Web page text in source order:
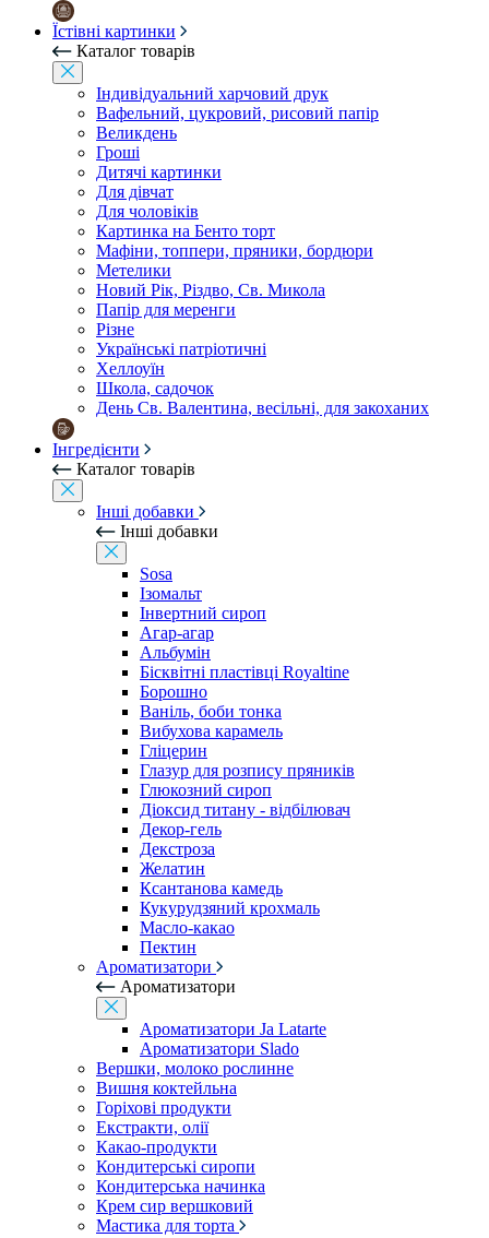
Їстівні картинки
Каталог товарів
Індивідуальний харчовий друк
Вафельний, цукровий, рисовий папір
Великдень
Гроші
Дитячі картинки
Для дівчат
Для чоловіків
Картинка на Бенто торт
Мафіни, топпери, пряники, бордюри
Метелики
Новий Рік, Різдво, Св. Микола
Папір для меренги
Різне
Українські патріотичні
Хеллоуїн
Школа, садочок
День Св. Валентина, весільні, для закоханих
Інгредієнти
Каталог товарів
Інші добавки
Інші добавки
Sosa
Ізомальт
Інвертний сироп
Агар-агар
Альбумін
Бісквітні пластівці Royaltine
Борошно
Ваніль, боби тонка
Вибухова карамель
Гліцерин
Глазур для розпису пряників
Глюкозний сироп
Діоксид титану - відбілювач
Декор-гель
Декстроза
Желатин
Ксантанова камедь
Кукурудзяний крохмаль
Масло-какао
Пектин
Ароматизатори
Ароматизатори
Ароматизатори Ja Latarte
Ароматизатори Slado
Вершки, молоко рослинне
Вишня коктейльна
Горіхові продукти
Екстракти, олії
Какао-продукти
Кондитерські сиропи
Кондитерська начинка
Крем сир вершковий
Мастика для торта